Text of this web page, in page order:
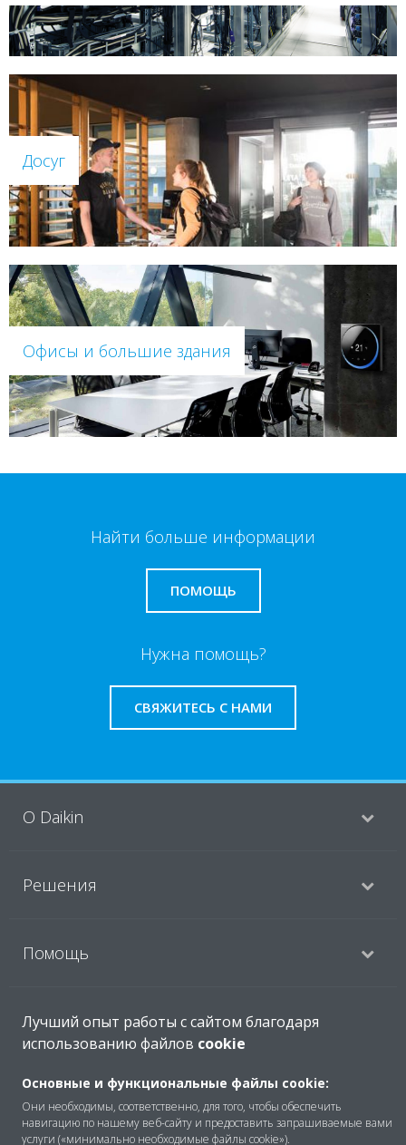
Досуг
Офисы и большие здания
Найти больше информации
ПОМОЩЬ
Нужна помощь?
СВЯЖИТЕСЬ С НАМИ
O Daikin
Решения
Помощь
Продукты
Copyright © Daikin
Правила
Использование cookie
Лучший опыт работы с сайтом благодаря
использованию файлов cookie
Основные и функциональные файлы cookie:
Они необходимы, соответственно, для того, чтобы обеспечить
навигацию по нашему веб-сайту и предоставить запрашиваемые вами
услуги («минимально необходимые файлы cookie»).